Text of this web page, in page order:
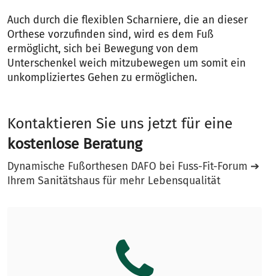
Auch durch die flexiblen Scharniere, die an dieser
Orthese vorzufinden sind, wird es dem Fuß
ermöglicht, sich bei Bewegung von dem
Unterschenkel weich mitzubewegen um somit ein
unkompliziertes Gehen zu ermöglichen.
Kontaktieren Sie uns jetzt für eine
kostenlose Beratung
Dynamische Fußorthesen DAFO bei Fuss-Fit-Forum ➔
Ihrem Sanitätshaus für mehr Lebensqualität